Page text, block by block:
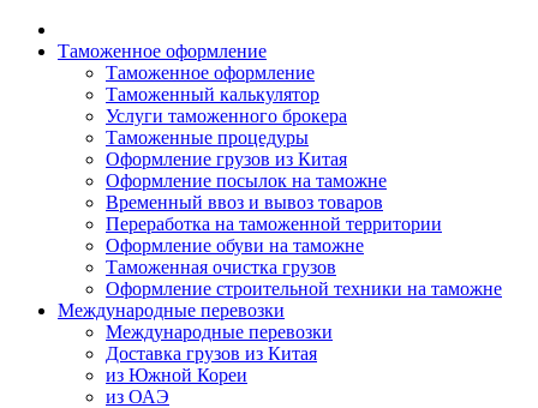
Таможенное оформление
Таможенное оформление
Таможенный калькулятор
Услуги таможенного брокера
Таможенные процедуры
Оформление грузов из Китая
Оформление посылок на таможне
Временный ввоз и вывоз товаров
Переработка на таможенной территории
Оформление обуви на таможне
Таможенная очистка грузов
Оформление строительной техники на таможне
Международные перевозки
Международные перевозки
Доставка грузов из Китая
из Южной Кореи
из ОАЭ